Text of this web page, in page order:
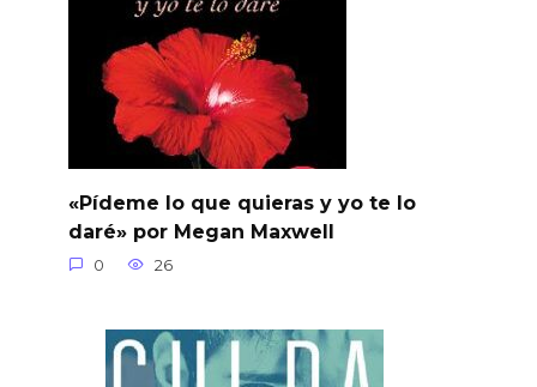
«Pídeme lo que quieras y yo te lo
daré» por Megan Maxwell
0 26